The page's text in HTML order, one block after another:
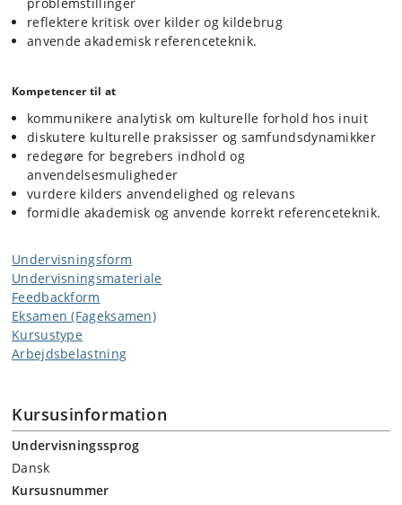
reflektere kritisk over kilder og kildebrug
anvende akademisk referenceteknik.
Kompetencer til at
kommunikere analytisk om kulturelle forhold hos inuit
diskutere kulturelle praksisser og samfundsdynamikker
redegøre for begrebers indhold og
anvendelsesmuligheder
vurdere kilders anvendelighed og relevans
formidle akademisk og anvende korrekt referenceteknik.
Undervisningsform
Undervisningsmateriale
Feedbackform
Eksamen (Fageksamen)
Kursustype
Arbejdsbelastning
Kursusinformation
Undervisningssprog
Dansk
Kursusnummer